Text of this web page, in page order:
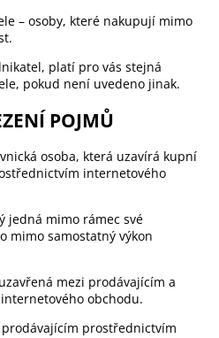
– osoby, které nakupují mimo
platí pro vás stejná
pokud není uvedeno jinak.
POJMŮ
osoba, která uzavírá kupní
internetového
jedná mimo rámec své
mimo samostatný výkon
mezi prodávajícím a
obchodu.
prostřednictvím